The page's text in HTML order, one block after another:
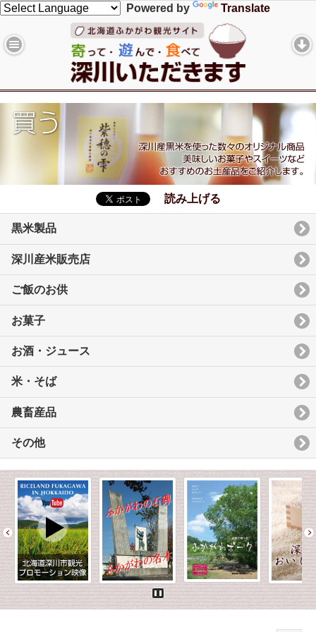
Powered by Translate
読み上げる
黒米製品
深川産米販売店
ご飯のお供
お菓子
お酒・ジュース
米・そば
農畜産品
その他
Pause